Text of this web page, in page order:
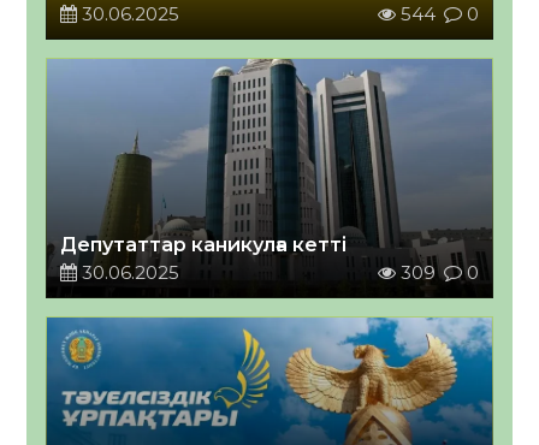
30.06.2025
544 0
Депутаттар каникулға кетті
30.06.2025
309 0